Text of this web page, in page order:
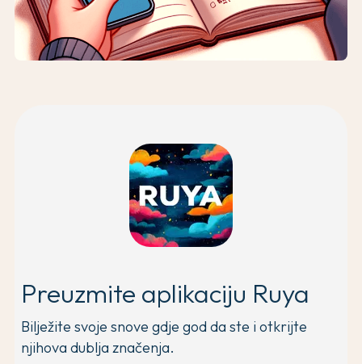
Preuzmite aplikaciju Ruya
Bilježite svoje snove gdje god da ste i otkrijte
njihova dublja značenja.